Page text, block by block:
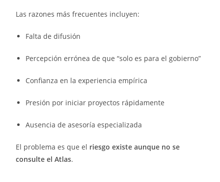
Las razones más frecuentes incluyen:
Falta de difusión
Percepción errónea de que “solo es para el gobierno”
Confianza en la experiencia empírica
Presión por iniciar proyectos rápidamente
Ausencia de asesoría especializada
El problema es que el riesgo existe aunque no se
consulte el Atlas.